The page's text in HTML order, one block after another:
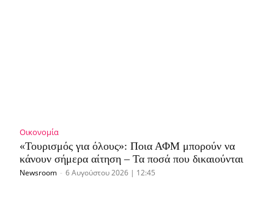
Οικονομία
«Τουρισμός για όλους»: Ποια ΑΦΜ μπορούν να
κάνουν σήμερα αίτηση – Τα ποσά που δικαιούνται
Newsroom - 6 Αυγούστου 2026 | 12:45